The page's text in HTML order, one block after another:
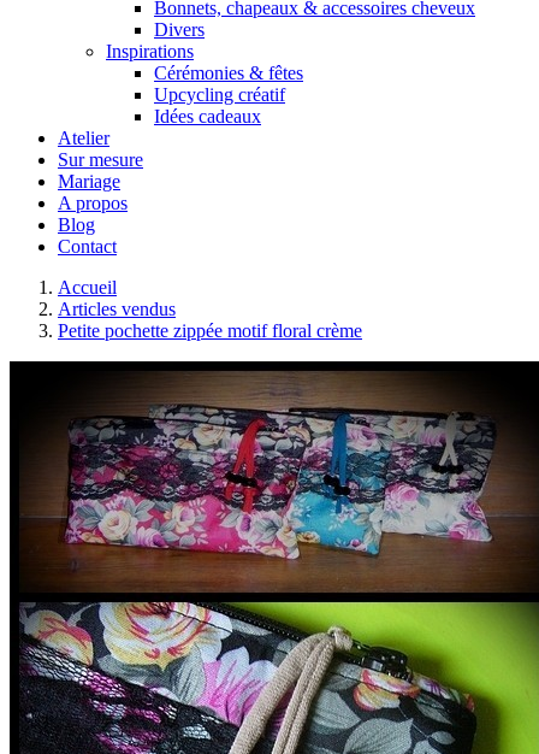
Bonnets, chapeaux & accessoires cheveux
Divers
Inspirations
Cérémonies & fêtes
Upcycling créatif
Idées cadeaux
Atelier
Sur mesure
Mariage
A propos
Blog
Contact
Accueil
Articles vendus
Petite pochette zippée motif floral crème